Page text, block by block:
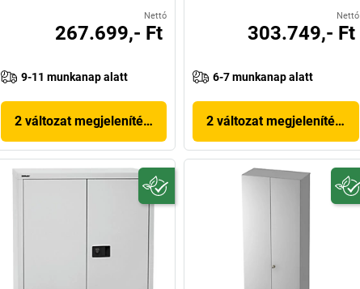
Nettó
267.699,- Ft
9-11 munkanap alatt
2 változat megjelenítése
Nettó
303.749,- Ft
6-7 munkanap alatt
2 változat megjelenítése